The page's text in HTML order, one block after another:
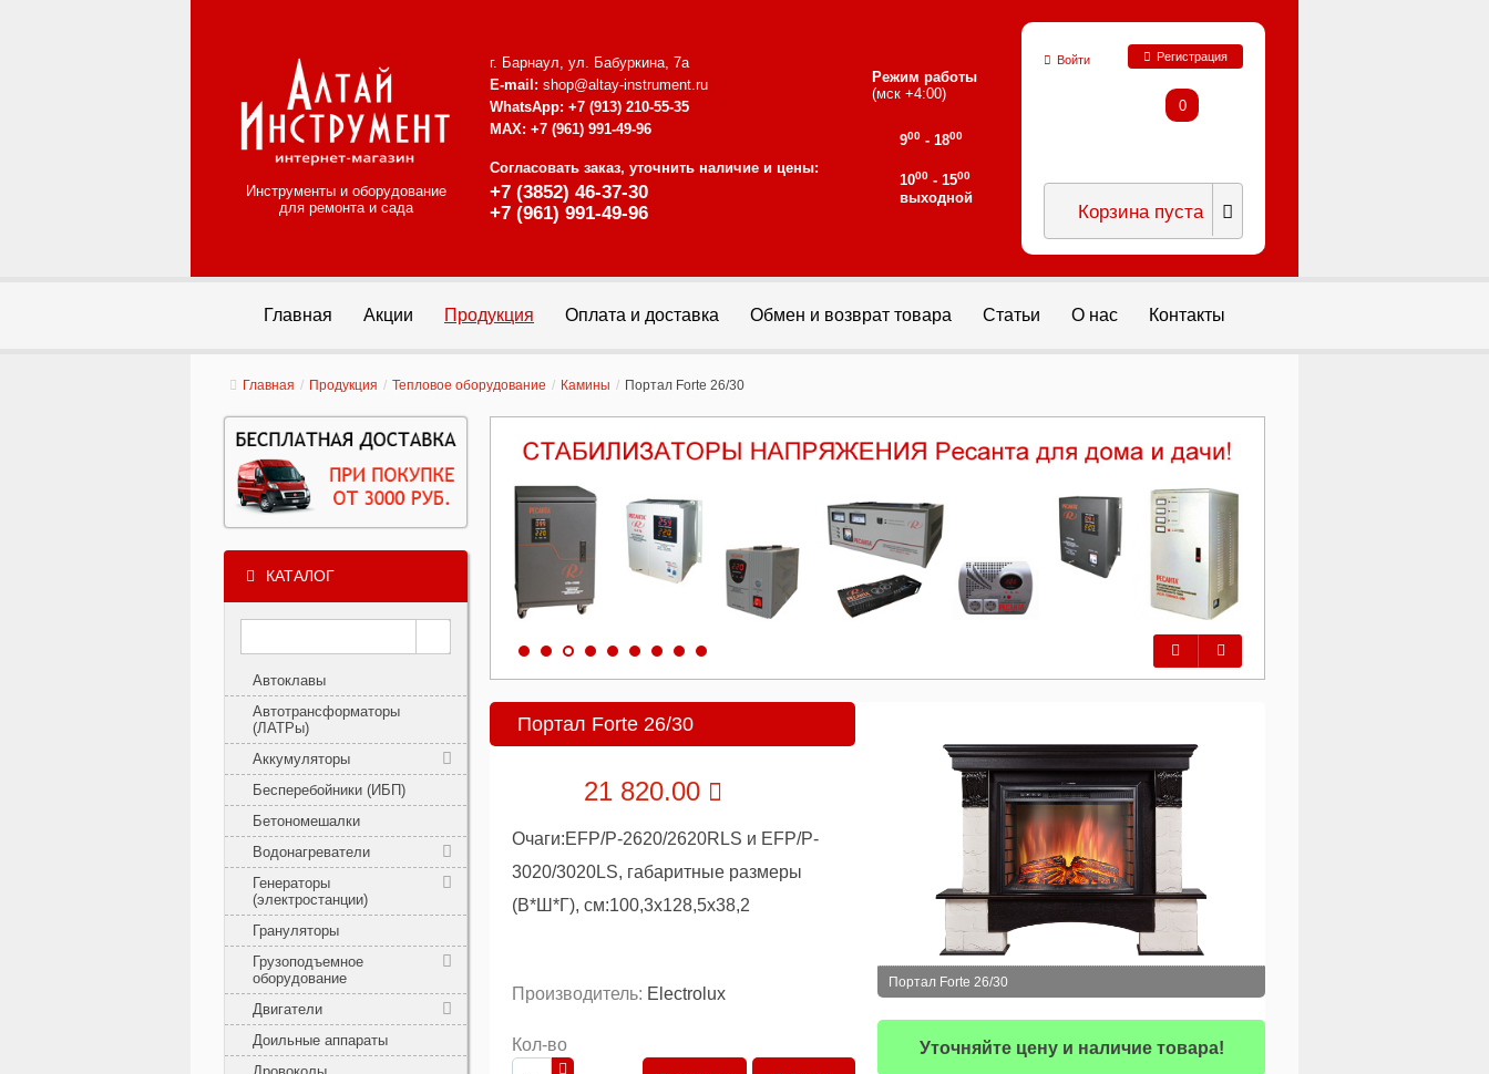
Инструменты и оборудование
для ремонта и сада
г. Барнаул, ул. Бабуркина, 7а
E-mail: shop@altay-instrument.ru
WhatsApp: +7 (913) 210-55-35
MAX: +7 (961) 991-49-96
Согласовать заказ, уточнить наличие и цены:
+7 (3852) 46-37-30
+7 (961) 991-49-96
Режим работы
(мск +4:00)
900 - 1800
1000 - 1500
выходной
Войти Регистрация
0
Корзина пуста
Главная Акции Продукция Оплата и доставка Обмен и возврат товара Статьи О нас Контакты
Главная / Продукция / Тепловое оборудование / Камины / Портал Forte 26/30
КАТАЛОГ
Автоклавы
Автотрансформаторы
(ЛАТРы)
Аккумуляторы
Бесперебойники (ИБП)
Бетономешалки
Водонагреватели
Генераторы
(электростанции)
Грануляторы
Грузоподъемное
оборудование
Двигатели
Доильные аппараты
Предыдущий
Следующий
Портал Forte 26/30
21 820.00
Очаги:EFP/P-2620/2620RLS и EFP/P-
3020/3020LS, габаритные размеры
(В*Ш*Г), см:100,3x128,5x38,2
Производитель: Electrolux
Кол-во
Портал Forte 26/30
Уточняйте цену и наличие товара!